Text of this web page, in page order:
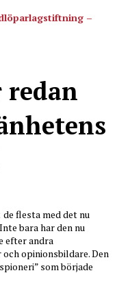
–
redan
de flesta med det nu
bara har den nu
efter andra
opinionsbildare. Den
som började